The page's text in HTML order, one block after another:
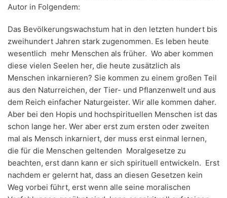
Autor in Folgendem:
Das Bevölkerungswachstum hat in den letzten hundert bis
zweihundert Jahren stark zugenommen. Es leben heute
wesentlich mehr Menschen als früher. Wo aber kommen
diese vielen Seelen her, die heute zusätzlich als
Menschen inkarnieren? Sie kommen zu einem großen Teil
aus den Naturreichen, der Tier- und Pflanzenwelt und aus
dem Reich einfacher Naturgeister. Wir alle kommen daher.
Aber bei den Hopis und hochspirituellen Menschen ist das
schon lange her. Wer aber erst zum ersten oder zweiten
mal als Mensch inkarniert, der muss erst einmal lernen,
die für die Menschen geltenden Moralgesetze zu
beachten, erst dann kann er sich spirituell entwickeln. Erst
nachdem er gelernt hat, dass an diesen Gesetzen kein
Weg vorbei führt, erst wenn alle seine moralischen